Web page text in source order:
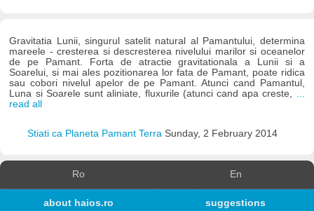
Gravitatia Lunii, singurul satelit natural al Pamantului, determina
mareele - cresterea si descresterea nivelului marilor si oceanelor
de pe Pamant. Forta de atractie gravitationala a Lunii si a
Soarelui, si mai ales pozitionarea lor fata de Pamant, poate ridica
sau cobori nivelul apelor de pe Pamant. Atunci cand Pamantul,
Luna si Soarele sunt aliniate, fluxurile (atunci cand apa creste,
read all
Stiati ca Planeta Pamant Terra Sunday, 2 February 2014
Ro En
about haios.ro suggestions